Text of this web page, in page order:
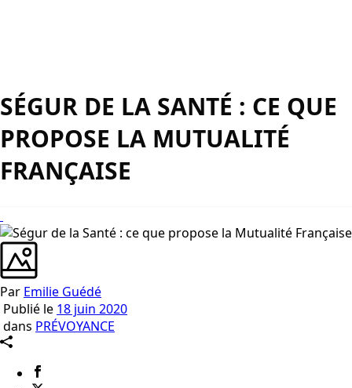
SÉGUR DE LA SANTÉ : CE QUE
PROPOSE LA MUTUALITÉ
FRANÇAISE
Par Emilie Guédé
Publié le 18 juin 2020
dans PRÉVOYANCE